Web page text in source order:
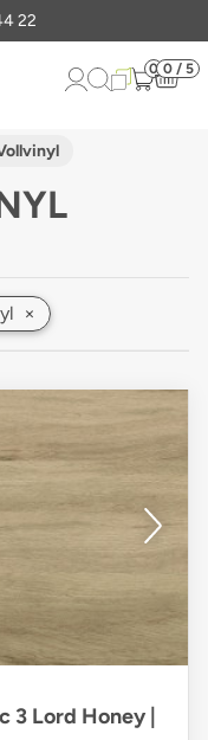
0 0 / 5
×
3 Lord Honey |